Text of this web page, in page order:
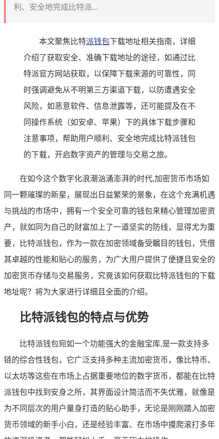
利、安全地完成比特派...
本文聚焦比特派钱包下载地址相关指南，详细
介绍了获取安全、准确下载地址的途径，如通过比
特派官方网站获取，以保障下载来源的可靠性，同
时强调避免从不明第三方渠道下载，以防遭遇安全
风险，如恶意软件、信息泄露等，还可能提及在不
同操作系统（如安卓、苹果）下的具体下载步骤和
注意事项，帮助用户顺利、安全地完成比特派钱包
的下载，开启数字资产的管理与交易之旅。
在如今这个数字化浪潮汹涌澎湃的时代,加密货币市场如
同一颗璀璨的新星，展现出日益繁荣的景象，在这个充满机遇
与挑战的市场中，拥有一个安全可靠的钱包来精心管理加密资
产，就如同为自己的财富加上了一道坚实的防线，显得尤为重
要，比特派钱包，作为一款在加密领域备受瞩目的钱包，凭借
其卓越的性能和贴心的服务，为广大用户提供了便捷且安全的
加密货币存储与交易服务，究竟该如何获取比特派钱包的下载
地址呢？将为大家进行详细且全面的介绍。
比特派钱包的特点与优势
比特派钱包宛如一个功能强大的金融宝库,是一款支持多
链的综合性钱包，它广泛支持多种主流加密货币，像比特币、
以太坊等这些在市场上占据重要地位的数字货币，都能在比特
派钱包中找到安身之所，其界面设计简洁而不失优雅，就像是
为不同层次的用户量身打造的贴心助手，无论是刚刚踏入加密
货币领域的新手小白，还是经验丰富、在市场中摸爬滚打多年